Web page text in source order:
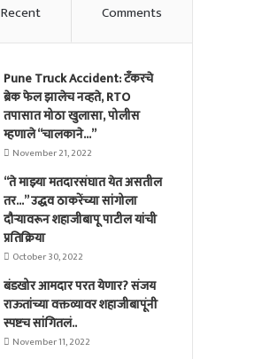
Recent Comments
Pune Truck Accident: टँकरचे
ब्रेक फेल झालेच नव्हते, RTO
तपासात मोठा खुलासा, पोलीस
म्हणाले “चालकाने…”
November 21, 2022
“ते माझ्या मतदारसंघात येत असतील
तर…” उद्धव ठाकरेंच्या सांगोला
दौऱ्यावरून शहाजीबापू पाटील यांची
प्रतिक्रिया
October 30, 2022
बंडखोर आमदार परत येणार? संजय
राऊतांच्या वक्तव्यावर शहाजीबापूंनी
स्पष्टच सांगितलं..
November 11, 2022